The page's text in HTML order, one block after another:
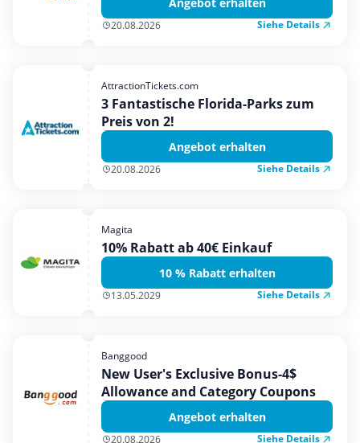
20.08.2026 Siehe Details
AttractionTickets.com
3 Fantastische Florida-Parks zum
Preis von 2!
Angebot erhalten
20.08.2026 Siehe Details
Magita
10% Rabatt ab 40€ Einkauf
10 % Rabatt erhalten
13.05.2029 Siehe Details
Banggood
New User's Exclusive Bonus-4$
Allowance and Category Coupons
Angebot erhalten
20.08.2026 Siehe Details